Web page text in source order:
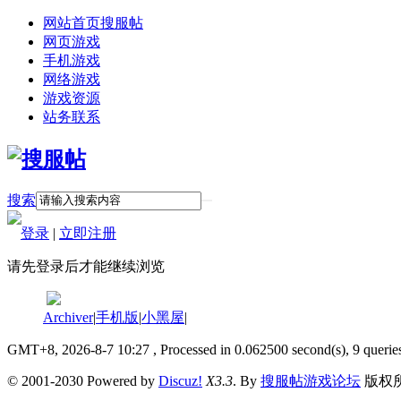
网站首页搜服帖
网页游戏
手机游戏
网络游戏
游戏资源
站务联系
搜索
登录 | 立即注册
请先登录后才能继续浏览
Archiver|手机版|小黑屋|
GMT+8, 2026-8-7 10:27 , Processed in 0.062500 second(s), 9
© 2001-2030 Powered by Discuz! X3.3. By 搜服帖游戏论坛 版权